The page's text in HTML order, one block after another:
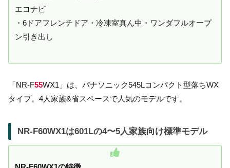
エコナビ
・6ドアフレンチドア・冷凍室真ん中・ワンダフルオープ
ン引き出し
「NR-F55WX1」は、パナソニック545Lコンパクト型落ちWX
タイプ。4人家族&省スペースで人気のモデルです。
NR-F60WX1は601Lの4〜5人家族向け標準モデル